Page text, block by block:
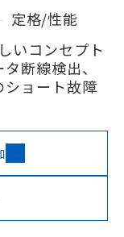
定格/性能
いコンセプト
断線検出、
ショート故障